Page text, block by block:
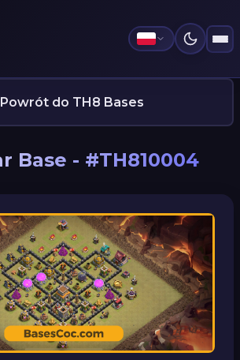
do TH8 Bases
Base - #TH810004